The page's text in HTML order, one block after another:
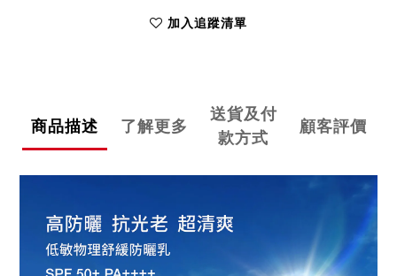
加入追蹤清單
商品描述 了解更多
送貨及付
款方式
顧客評價